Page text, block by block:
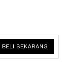
BELI SEKARANG